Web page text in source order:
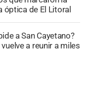
óptica de El Litoral
a San Cayetano?
a reunir a miles